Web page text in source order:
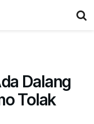
Dalang
Tolak